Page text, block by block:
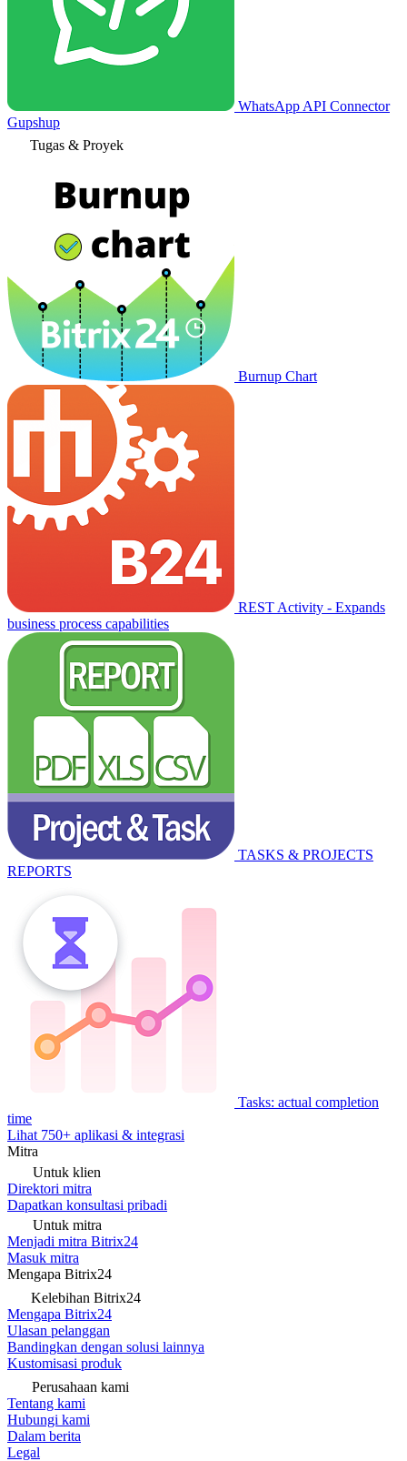
WhatsApp API Connector
Gupshup
Tugas & Proyek
Burnup Chart
REST Activity - Expands
business process capabilities
TASKS & PROJECTS
REPORTS
Tasks: actual completion
time
Lihat 750+ aplikasi & integrasi
Mitra
Untuk klien
Direktori mitra
Dapatkan konsultasi pribadi
Untuk mitra
Menjadi mitra Bitrix24
Masuk mitra
Mengapa Bitrix24
Kelebihan Bitrix24
Mengapa Bitrix24
Ulasan pelanggan
Bandingkan dengan solusi lainnya
Kustomisasi produk
Perusahaan kami
Tentang kami
Hubungi kami
Dalam berita
Legal